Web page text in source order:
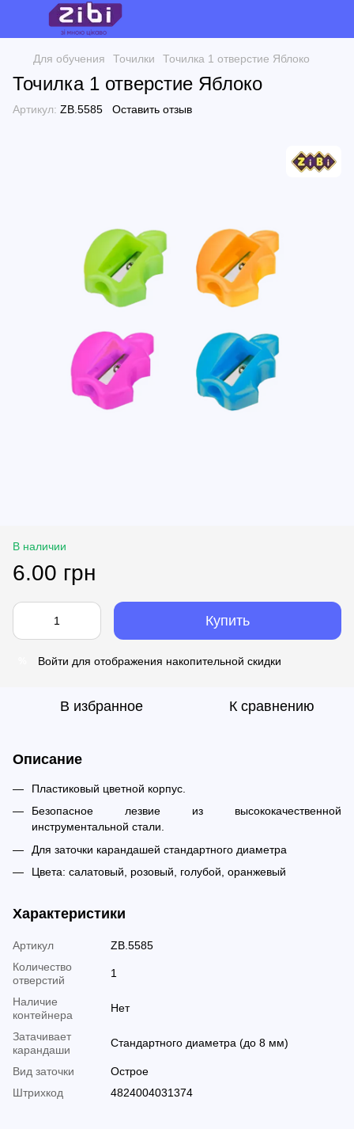
Для обучения Точилки Точилка 1 отверстие Яблоко
Точилка 1 отверстие Яблоко
Артикул: ZB.5585 Оставить отзыв
В наличии
6.00 грн
Купить
Войти для отображения накопительной скидки
В избранное К сравнению
Описание
Пластиковый цветной корпус.
Безопасное лезвие из высококачественной
инструментальной стали.
Для заточки карандашей стандартного диаметра
Цвета: салатовый, розовый, голубой, оранжевый
Характеристики
Артикул
ZB.5585
Количество
отверстий
1
Наличие
контейнера
Нет
Затачивает
карандаши
Стандартного диаметра (до 8 мм)
Вид заточки
Острое
Штрихкод
4824004031374